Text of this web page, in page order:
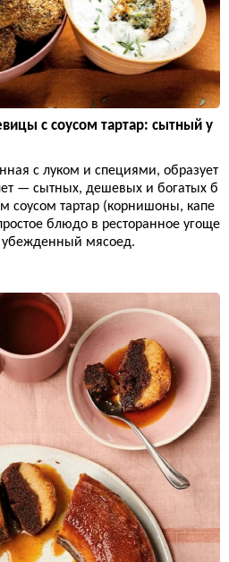
с соусом тартар: сытный у
с луком и специями, образует
— сытных, дешевых и богатых б
соусом тартар (корнишоны, капе
блюдо в ресторанное угоще
убежденный мясоед.